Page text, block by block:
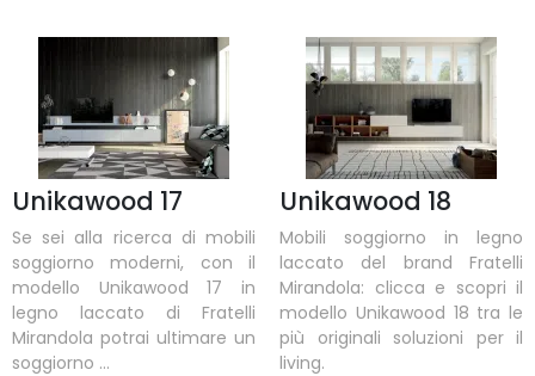
Unikawood 17
Se sei alla ricerca di mobili
soggiorno moderni, con il
modello Unikawood 17 in
legno laccato di Fratelli
Mirandola potrai ultimare un
soggiorno ...
Unikawood 18
Mobili soggiorno in legno
laccato del brand Fratelli
Mirandola: clicca e scopri il
modello Unikawood 18 tra le
più originali soluzioni per il
living.